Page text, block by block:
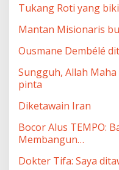
Tukang Roti yang
Mantan Misionaris
Ousmane Dembélé
Sungguh, Allah
pinta
Diketawain Iran
Bocor Alus TEMPO:
Membangun…
Dokter Tifa: Saya